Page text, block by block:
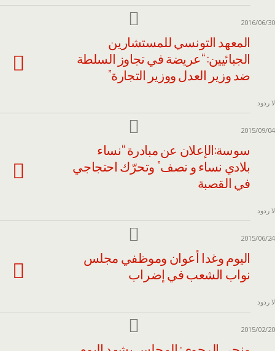
2016/06/30
المعهد التونسي للمستشارين
الجبائيين: “عريضة في تجاوز السلطة
ضد وزير العدل ووزير التجارة”
لا ردود
2015/09/04
سوسة:الإعلان عن مبادرة “نساء
بلادي نساء و نصف” وتحرّك احتجاجي
في القصبة
لا ردود
2015/06/24
اليوم وغدا أعوان وموظفي مجلس
نواب الشعب في إضراب
لا ردود
2015/02/20